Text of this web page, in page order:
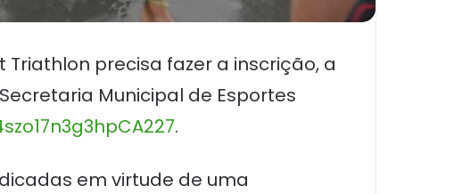
precisa fazer a inscrição, a
Municipal de Esportes
.
em virtude de uma